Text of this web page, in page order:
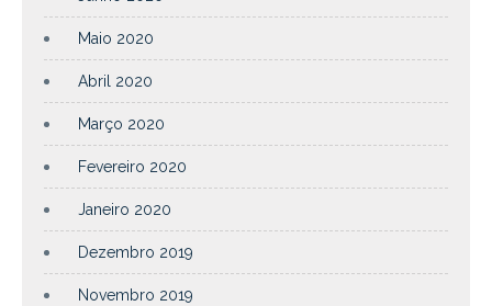
Maio 2020
Abril 2020
Março 2020
Fevereiro 2020
Janeiro 2020
Dezembro 2019
Novembro 2019